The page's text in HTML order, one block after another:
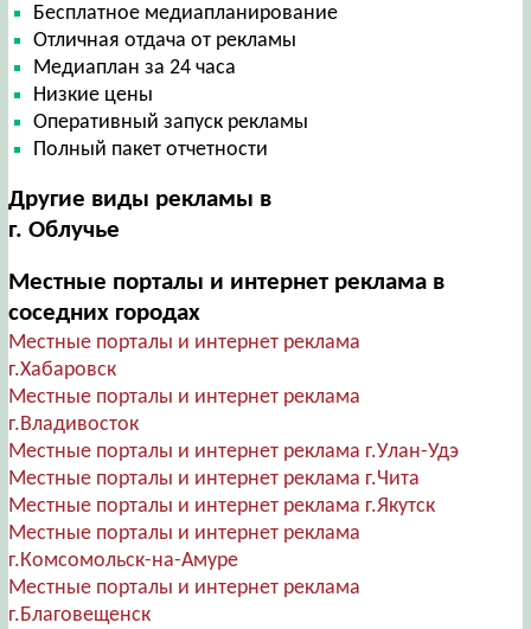
Бесплатное медиапланирование
Отличная отдача от рекламы
Медиаплан за 24 часа
Низкие цены
Оперативный запуск рекламы
Полный пакет отчетности
Другие виды рекламы в
г. Облучье
Местные порталы и интернет реклама в
соседних городах
Местные порталы и интернет реклама
г.Хабаровск
Местные порталы и интернет реклама
г.Владивосток
Местные порталы и интернет реклама г.Улан-Удэ
Местные порталы и интернет реклама г.Чита
Местные порталы и интернет реклама г.Якутск
Местные порталы и интернет реклама
г.Комсомольск-на-Амуре
Местные порталы и интернет реклама
г.Благовещенск